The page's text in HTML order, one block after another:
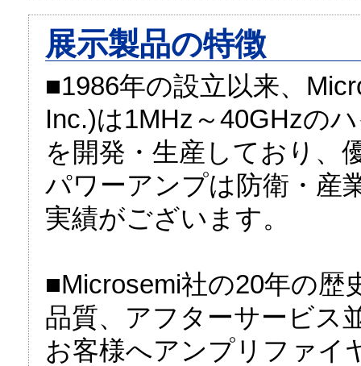
展示製品の特徴
■1986年の設立以来、
Inc.)は1MHz～40GHzの
を開発・生産しており、
パワーアンプは防衛・産
実績がございます。
■Microsemi社の20年の歴
品質、アフターサービス
お客様へアンプリファイ